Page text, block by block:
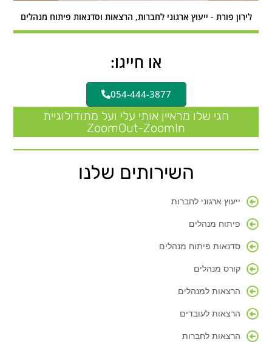
לירון פורת - ייעוץ ארגוני לחברות, הרצאות וסדנאות פיתוח מנהלים
או חייגו:
054-444-3877
חגי שלו מראיין אותי עלי ועל מתודולוגיית
ZoomOut-ZoomIn
השירותים שלנו
ייעוץ ארגוני לחברות
פיתוח מנהלים
סדנאות פיתוח מנהלים
קורס מנהלים
הרצאות למנהלים
הרצאות לעובדים
הרצאות לחברות